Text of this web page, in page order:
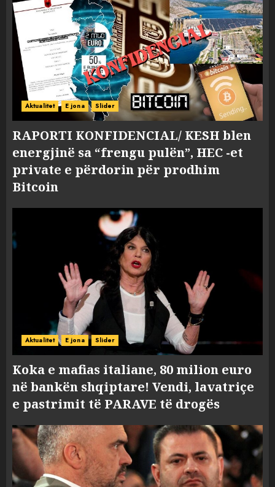
Aktualitet E jona Slider
RAPORTI KONFIDENCIAL/ KESH blen
energjinë sa “frengu pulën”, HEC -et
private e përdorin për prodhim
Bitcoin
Aktualitet E jona Slider
Koka e mafias italiane, 80 milion euro
në bankën shqiptare! Vendi, lavatriçe
e pastrimit të PARAVE të drogës